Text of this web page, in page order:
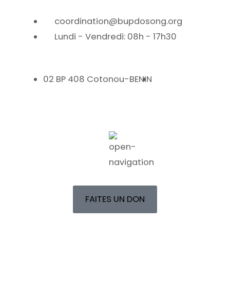
coordination@bupdosong.org
Lundi - Vendredi: 08h - 17h30
02 BP 408 Cotonou-BENIN
FAITES UN DON